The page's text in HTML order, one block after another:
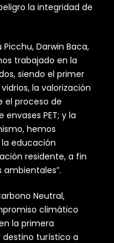
la integridad de
Darwin Baca,
trabajado en la
siendo el primer
la valorización
el proceso de
PET; y la
hemos
educación
residente, a fin
Neutral,
climático
la primera
destino turístico a